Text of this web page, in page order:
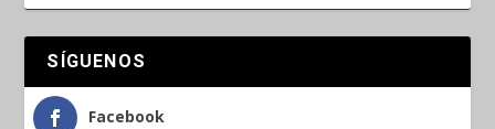
SÍGUENOS
Facebook